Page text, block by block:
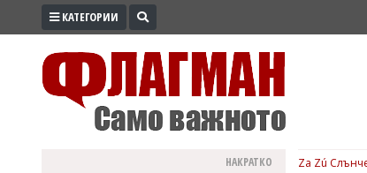
ПРОМО
КАТЕГОРИИ
НАКРАТКО Za Zú